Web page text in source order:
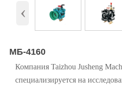
‹
МБ-4160
Компания Taizhou Jusheng
специализируется на